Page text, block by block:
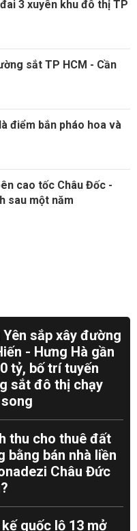
3 xuyên khu đô thị TP
sắt TP HCM - Cần
điểm bắn pháo hoa và
cao tốc Châu Đốc -
sau một năm
Yên sắp xây đường
- Hưng Hà gần
tỷ, bố trí tuyến
sắt đô thị chạy
thu cho thuê đất
bằng bán nhà liền
Châu Đức
quốc lộ 13 mở